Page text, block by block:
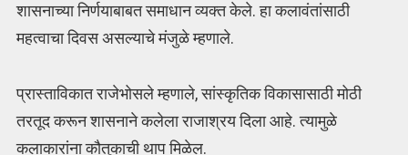
शासनाच्या निर्णयाबाबत समाधान व्यक्त केले. हा कलावंतांसाठी
महत्वाचा दिवस असल्याचे मंजुळे म्हणाले.
प्रास्ताविकात राजेभोसले म्हणाले, सांस्कृतिक विकासासाठी मोठी
तरतूद करून शासनाने कलेला राजाश्रय दिला आहे. त्यामुळे
कलाकारांना कौतुकाची थाप मिळेल.